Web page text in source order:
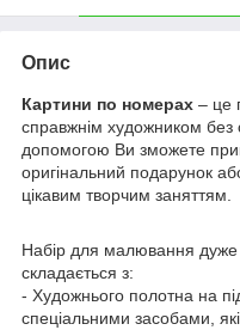
Опис
Картини по номерах – це
справжнім художником без
допомогою Ви зможете
оригінальний подарунок
цікавим творчим заняттям.
Набір для малювання дуже
складається з:
- Художнього полотна на
спеціальними засобами,